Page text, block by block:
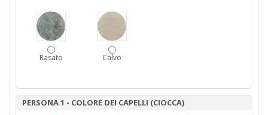
Rasato Calvo
PERSONA 1 - COLORE DEI CAPELLI (CIOCCA)